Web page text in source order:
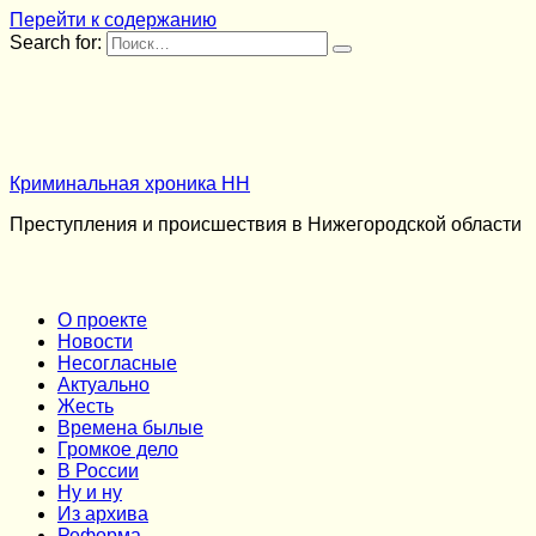
Перейти к содержанию
Search for:
Криминальная хроника НН
Преступления и происшествия в Нижегородской области
О проекте
Новости
Несогласные
Актуально
Жесть
Времена былые
Громкое дело
В России
Ну и ну
Из архива